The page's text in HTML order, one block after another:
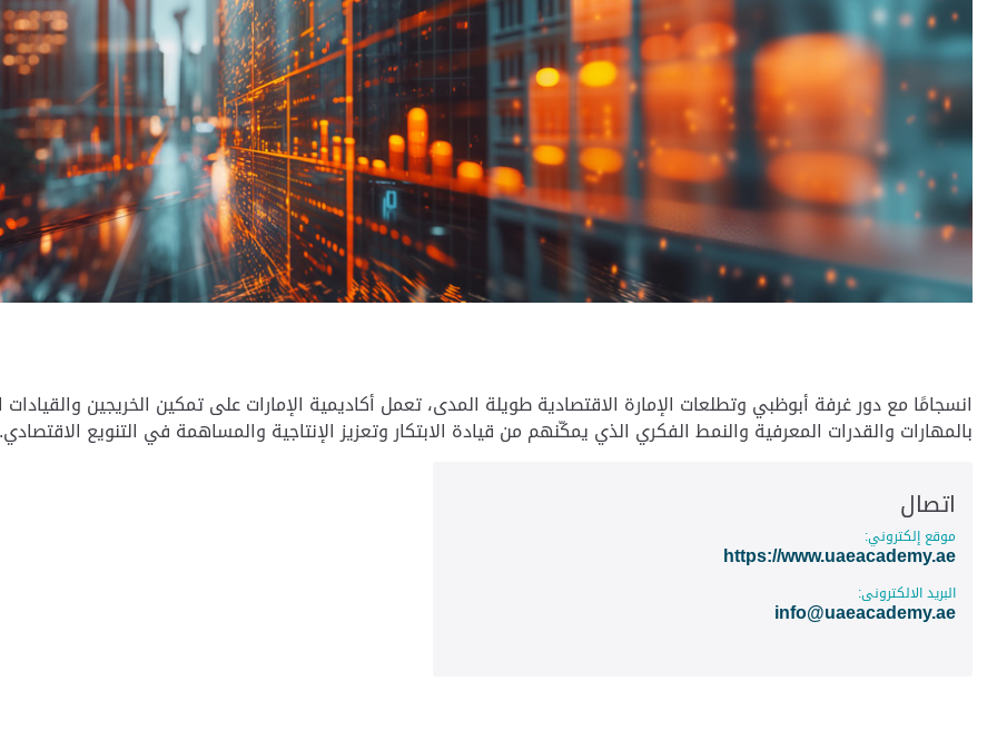
انسجامًا مع دور غرفة أبوظبي وتطلعات الإمارة الاقتصادية طويلة المدى، تعمل أكاديمية الإمارات على تمكين الخريجين والقيادات
بالمهارات والقدرات المعرفية والنمط الفكري الذي يمكّنهم من قيادة الابتكار وتعزيز الإنتاجية والمساهمة في التنويع الاقتصادي.
اتصال
موقع إلكتروني:
https://www.uaeacademy.ae
البريد الالكترونى:
info@uaeacademy.ae